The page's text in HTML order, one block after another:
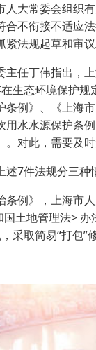
人大常委会组织
合不衔接不适应
法规起草和审议
主任丁伟指出，
生态环境保护
条例》、《上海
用水水源保护条
。对此，需要及时
7件法规分三种
条例》，上海市
土地管理法>
采取简易“打包”